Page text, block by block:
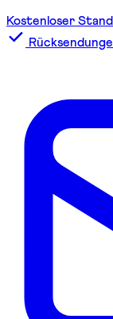
Kostenloser